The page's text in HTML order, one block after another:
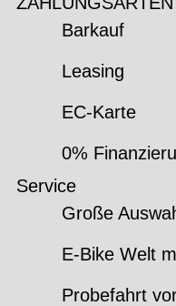
Barkauf
Leasing
EC-Karte
0%
Service
Große
E-Bike Welt
Probefahrt